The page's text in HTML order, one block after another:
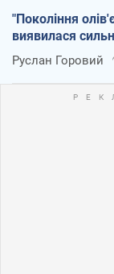
"Покоління
виявилася
Руслан Горовий